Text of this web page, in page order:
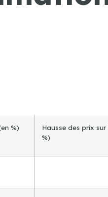
%)
Hausse des prix sur
%)